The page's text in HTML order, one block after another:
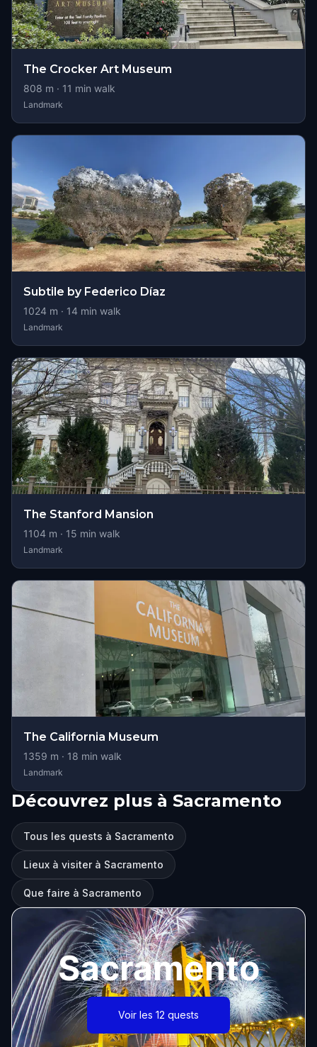
The Crocker Art Museum
808 m · 11 min walk
Landmark
Subtile by Federico Díaz
1024 m · 14 min walk
Landmark
The Stanford Mansion
1104 m · 15 min walk
Landmark
The California Museum
1359 m · 18 min walk
Landmark
Découvrez plus à Sacramento
Tous les quests à Sacramento
Lieux à visiter à Sacramento
Que faire à Sacramento
Sacramento
Voir les 12 quests